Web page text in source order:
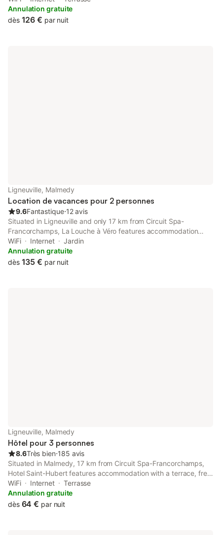
has quiet street views.
Annulation gratuite
dès 126 € par nuit
Ligneuville, Malmedy
Location de vacances pour 2 personnes
9.6Fantastique⋅12 avis
Situated in Ligneuville and only 17 km from Circuit Spa-
Francorchamps, La Louche à Véro features accommodation
with garden views, free WiFi and free private parking. This bed
and breakfast has a garden.
WiFi Internet
Jardin
Annulation gratuite
dès 135 € par nuit
Ligneuville, Malmedy
Hôtel pour 3 personnes
8.6Très bien⋅185 avis
Situated in Malmedy, 17 km from Circuit Spa-Francorchamps,
Hotel Saint-Hubert features accommodation with a terrace, free
private parking, a restaurant and a bar. This 3-star hotel offers
free WiFi.
WiFi Internet
Terrasse
Annulation gratuite
dès 64 € par nuit